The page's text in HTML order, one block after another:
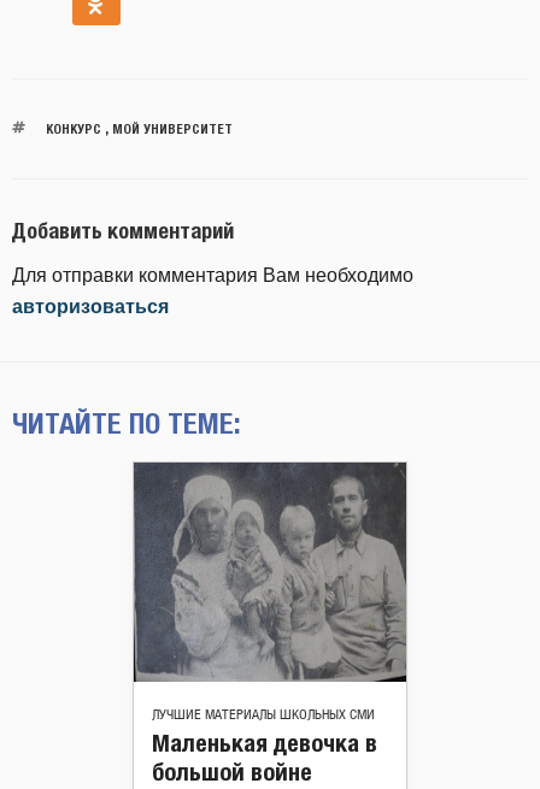
КОНКУРС , МОЙ УНИВЕРСИТЕТ
Добавить комментарий
Для отправки комментария Вам необходимо
авторизоваться
ЧИТАЙТЕ ПО ТЕМЕ:
ЛУЧШИЕ МАТЕРИАЛЫ ШКОЛЬНЫХ СМИ
Маленькая девочка в
большой войне